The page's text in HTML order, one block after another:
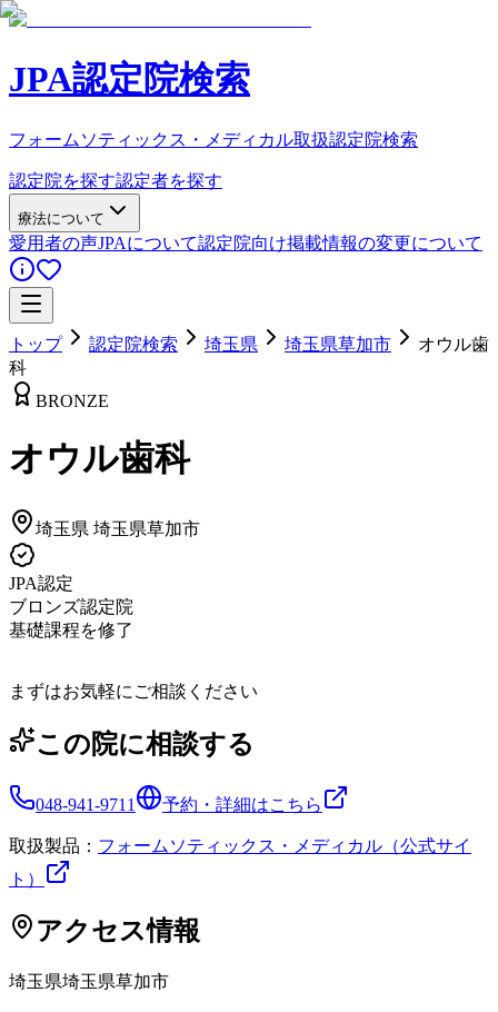
JPA認定院検索
フォームソティックス・メディカル取扱認定院検索
認定院を探す認定者を探す
療法について
愛用者の声JPAについて認定院向け掲載情報の変更について
トップ 認定院検索 埼玉県 埼玉県草加市
オウル歯
科
BRONZE
オウル歯科
埼玉県 埼玉県草加市
JPA認定
ブロンズ認定院
基礎課程を修了
まずはお気軽にご相談ください
この院に相談する
048-941-9711 予約・詳細はこちら
取扱製品： フォームソティックス・メディカル（公式サイ
ト）
アクセス情報
埼玉県埼玉県草加市